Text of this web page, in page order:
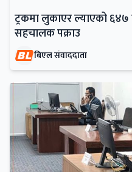
ट्रकमा लुकाएर ल्याएको
सहचालक पक्राउ
बिएल संवाददाता